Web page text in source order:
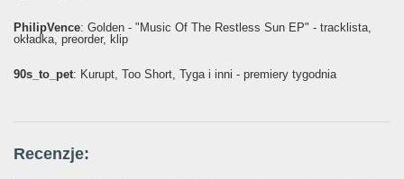
PhilipVence: Golden - "Music Of The Restless Sun EP" - tracklista,
okładka, preorder, klip
90s_to_pet: Kurupt, Too Short, Tyga i inni - premiery tygodnia
Recenzje: